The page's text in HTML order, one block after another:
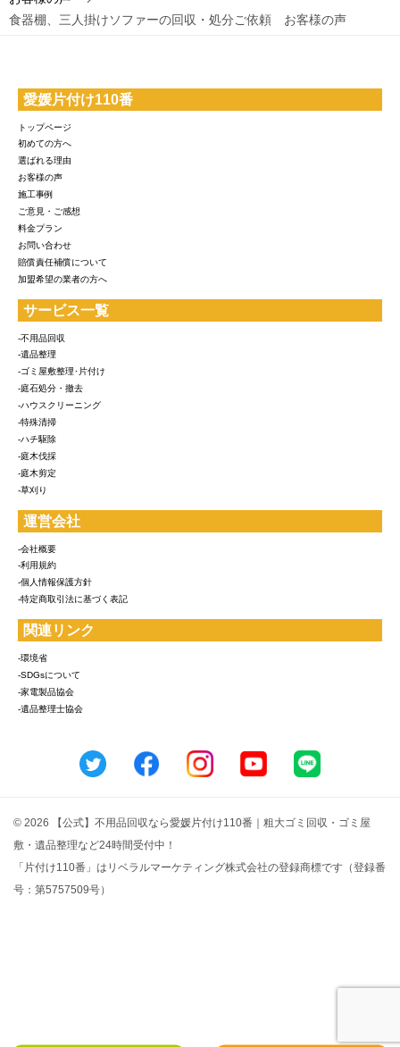
食器棚、三人掛けソファーの回収・処分ご依頼 お客様の声
愛媛片付け110番
トップページ
初めての方へ
選ばれる理由
お客様の声
施工事例
ご意見・ご感想
料金プラン
お問い合わせ
賠償責任補償について
加盟希望の業者の方へ
サービス一覧
-不用品回収
-遺品整理
-ゴミ屋敷整理･片付け
-庭石処分・撤去
-ハウスクリーニング
-特殊清掃
-ハチ駆除
-庭木伐採
-庭木剪定
-草刈り
運営会社
-会社概要
-利用規約
-個人情報保護方針
-特定商取引法に基づく表記
関連リンク
-環境省
-SDGsについて
-家電製品協会
-遺品整理士協会
© 2026 【公式】不用品回収なら愛媛片付け110番｜粗大ゴミ回収・ゴミ屋
敷・遺品整理など24時間受付中！
「片付け110番」はリベラルマーケティング株式会社の登録商標です（登録番
号：第5757509号）